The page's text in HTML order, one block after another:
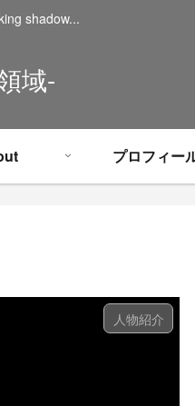
shadow...
域-
プロフィー
人物紹介